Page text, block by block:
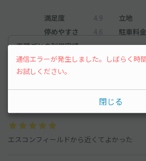
満足度 4.9 立地
停めやすさ
4.6 駐車料金
車種ごとの利用実績
オートバイ
エスコンフィールドから近くてよかった
通信エラーが発生しました。しばらく時
お試しください。
閉じる